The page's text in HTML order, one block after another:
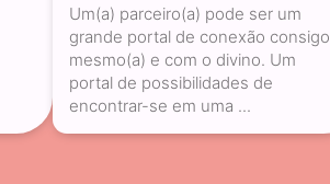
Um(a) parceiro(a) pode ser um
grande portal de conexão consigo
mesmo(a) e com o divino. Um
portal de possibilidades de
encontrar-se em uma ...